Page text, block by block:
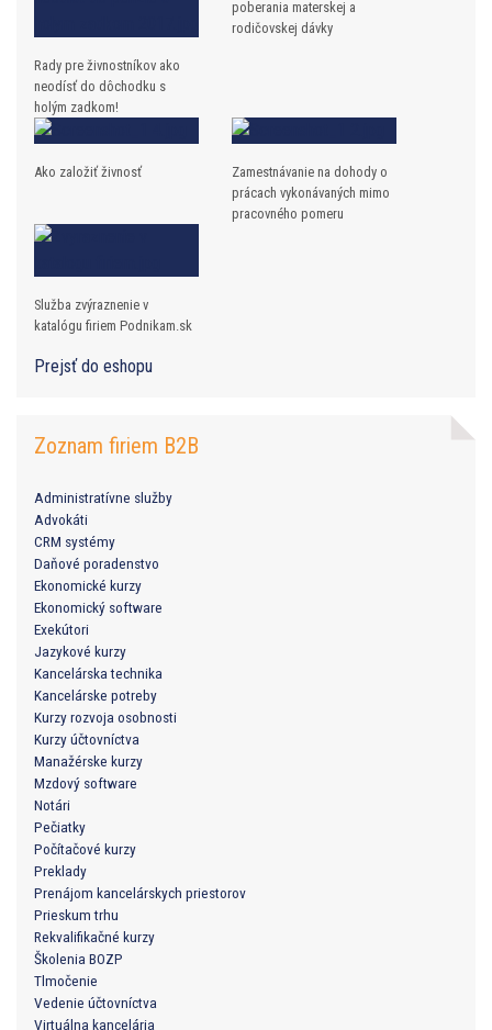
Rady pre živnostníkov ako
neodísť do dôchodku s
holým zadkom!
poberania materskej a
rodičovskej dávky
Ako založiť živnosť
Zamestnávanie na dohody o
prácach vykonávaných mimo
pracovného pomeru
Služba zvýraznenie v
katalógu firiem Podnikam.sk
Prejsť do eshopu
Zoznam firiem B2B
Administratívne služby
Advokáti
CRM systémy
Daňové poradenstvo
Ekonomické kurzy
Ekonomický software
Exekútori
Jazykové kurzy
Kancelárska technika
Kancelárske potreby
Kurzy rozvoja osobnosti
Kurzy účtovníctva
Manažérske kurzy
Mzdový software
Notári
Pečiatky
Počítačové kurzy
Preklady
Prenájom kancelárskych priestorov
Prieskum trhu
Rekvalifikačné kurzy
Školenia BOZP
Tlmočenie
Vedenie účtovníctva
Virtuálna kancelária